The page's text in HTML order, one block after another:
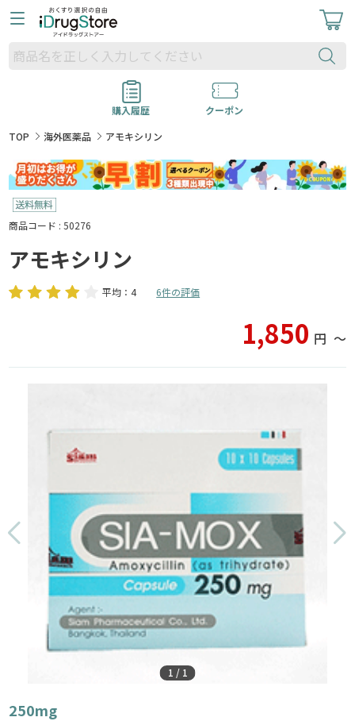
購入履歴
クーポン
TOP
海外医薬品 アモキシリン
商品コード : 50276
アモキシリン
平均：4 6件の評価
1,850 円 〜
1 / 1
250mg